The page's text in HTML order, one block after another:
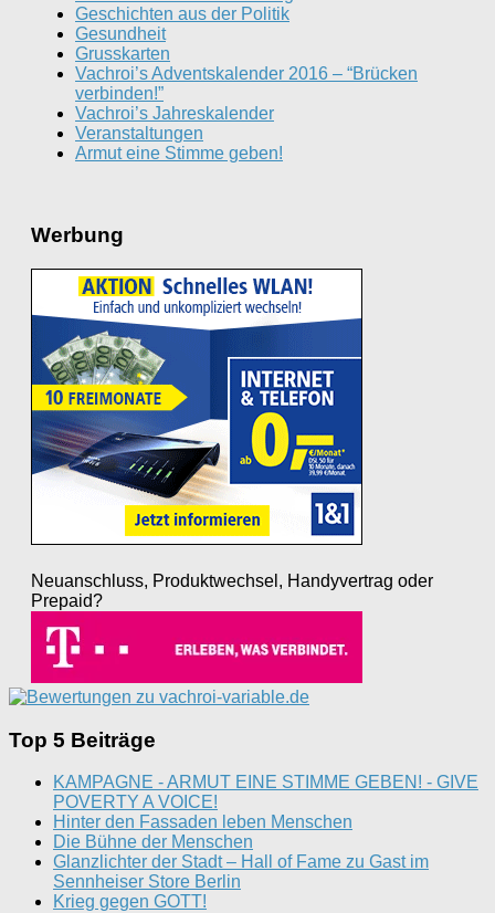
Geschichten aus der Politik
Gesundheit
Grusskarten
Vachroi’s Adventskalender 2016 – “Brücken
verbinden!”
Vachroi’s Jahreskalender
Veranstaltungen
Armut eine Stimme geben!
Werbung
Neuanschluss, Produktwechsel, Handyvertrag oder
Prepaid?
Top 5 Beiträge
KAMPAGNE - ARMUT EINE STIMME GEBEN! - GIVE
POVERTY A VOICE!
Hinter den Fassaden leben Menschen
Die Bühne der Menschen
Glanzlichter der Stadt – Hall of Fame zu Gast im
Sennheiser Store Berlin
Krieg gegen GOTT!